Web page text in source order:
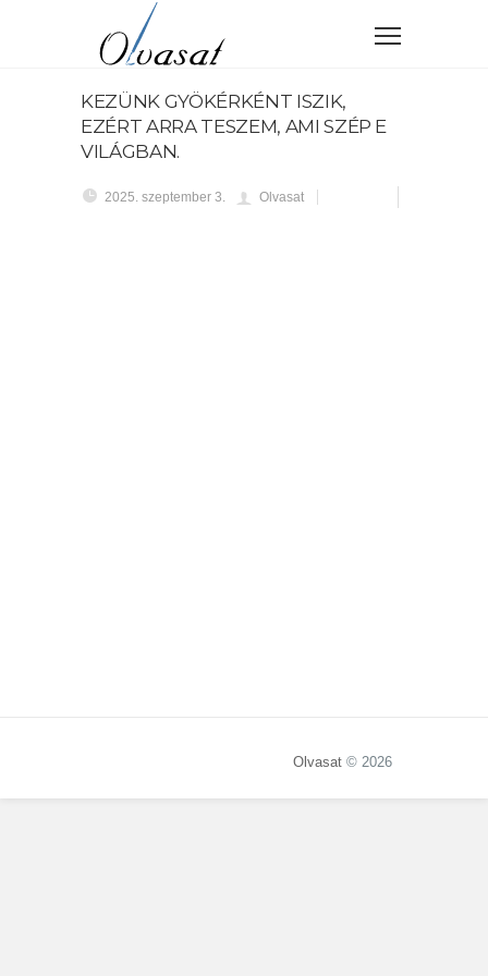
KEZÜNK GYÖKÉRKÉNT ISZIK,
EZÉRT ARRA TESZEM, AMI SZÉP E
VILÁGBAN.
2025. szeptember 3. Olvasat
Olvasat © 2026